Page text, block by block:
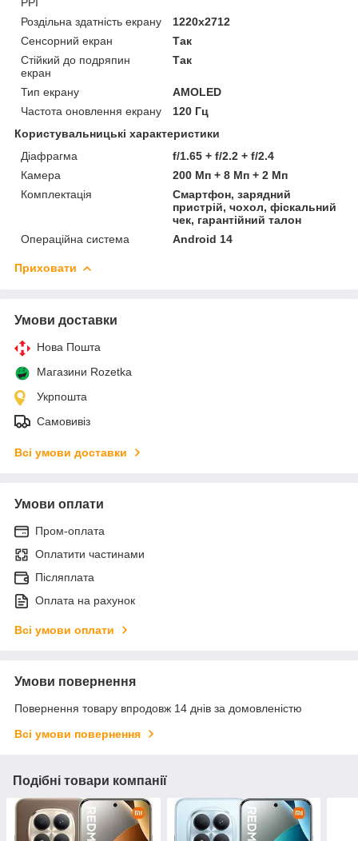
Роздільна здатність екрану
1220x2712
Сенсорний екран
Так
Стійкий до подряпин
екран
Так
Тип екрану
AMOLED
Частота оновлення екрану
120 Гц
Користувальницькі характеристики
Діафрагма
f/1.65 + f/2.2 + f/2.4
Камера
200 Мп + 8 Мп + 2 Мп
Комплектація
Смартфон, зарядний
пристрій, чохол, фіскальний
чек, гарантійний талон
Операційна система
Android 14
Приховати
Умови доставки
Нова Пошта
Магазини Rozetka
Укрпошта
Самовивіз
Всі умови доставки
Умови оплати
Пром-оплата
Оплатити частинами
Післяплата
Оплата на рахунок
Всі умови оплати
Умови повернення
Повернення товару впродовж 14 днів за домовленістю
Всі умови повернення
Подібні товари компанії